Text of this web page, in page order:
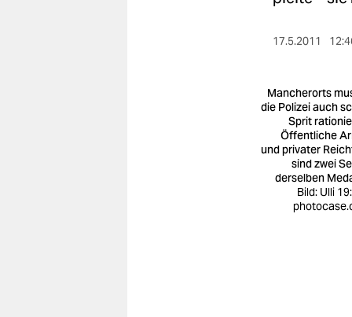
17.5.2011
Mancherorts
die Polizei auch
Sprit
Öffentliche
und privater
sind zwei
derselben
Bild: Ulli